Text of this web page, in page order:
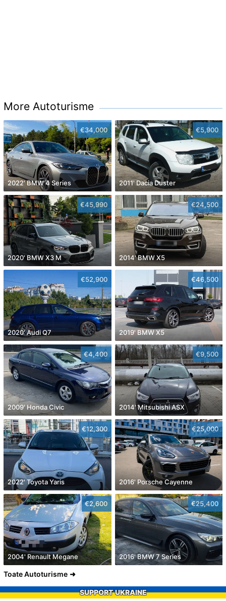
More Autoturisme
€34,000
2022' BMW 4 Series
€5,900
2011' Dacia Duster
€45,990
2020' BMW X3 M
€24,500
2014' BMW X5
€52,900
2020' Audi Q7
€46,500
2019' BMW X5
€4,400
2009' Honda Civic
€9,500
2014' Mitsubishi ASX
€12,300
2022' Toyota Yaris
€25,000
2016' Porsche Cayenne
€2,600
2004' Renault Megane
€25,400
2016' BMW 7 Series
Toate Autoturisme
SUPPORT UKRAINE